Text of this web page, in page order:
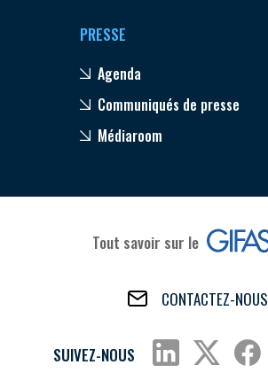
PRESSE
Agenda
Communiqués de presse
Médiaroom
Tout savoir sur le
CONTACTEZ-NOUS
SUIVEZ-NOUS